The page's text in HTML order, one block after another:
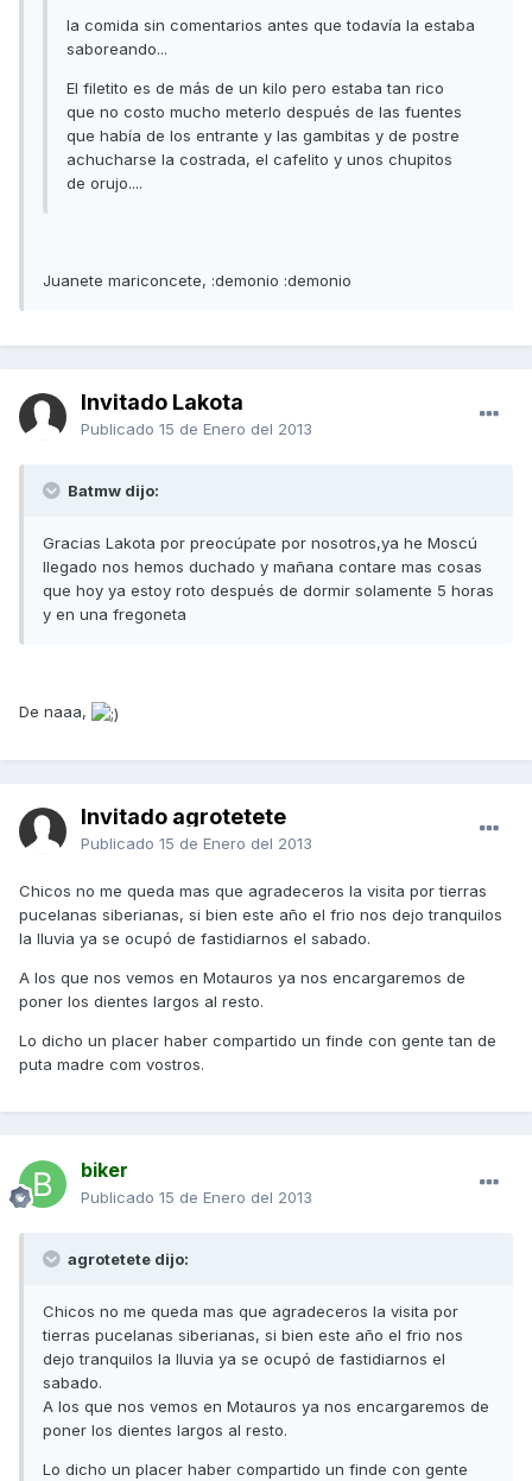
la comida sin comentarios antes que todavía la estaba
saboreando...
El filetito es de más de un kilo pero estaba tan rico
que no costo mucho meterlo después de las fuentes
que había de los entrante y las gambitas y de postre
achucharse la costrada, el cafelito y unos chupitos
de orujo....
Juanete mariconcete, :demonio :demonio
Invitado Lakota
Publicado 15 de Enero del 2013
Batmw dijo:
Gracias Lakota por preocúpate por nosotros,ya he Moscú
llegado nos hemos duchado y mañana contare mas cosas
que hoy ya estoy roto después de dormir solamente 5 horas
y en una fregoneta
De naaa,
Invitado agrotetete
Publicado 15 de Enero del 2013
Chicos no me queda mas que agradeceros la visita por tierras
pucelanas siberianas, si bien este año el frio nos dejo tranquilos
la lluvia ya se ocupó de fastidiarnos el sabado.
A los que nos vemos en Motauros ya nos encargaremos de
poner los dientes largos al resto.
Lo dicho un placer haber compartido un finde con gente tan de
puta madre com vostros.
biker
Publicado 15 de Enero del 2013
agrotetete dijo:
Chicos no me queda mas que agradeceros la visita por
tierras pucelanas siberianas, si bien este año el frio nos
dejo tranquilos la lluvia ya se ocupó de fastidiarnos el
sabado.
A los que nos vemos en Motauros ya nos encargaremos de
poner los dientes largos al resto.
Lo dicho un placer haber compartido un finde con gente